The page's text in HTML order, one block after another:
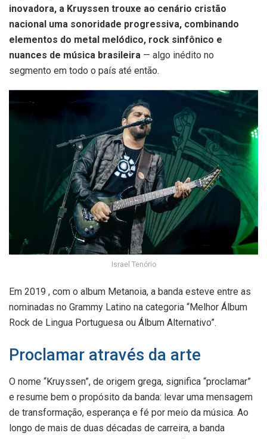
inovadora, a Kruyssen trouxe ao cenário cristão
nacional uma sonoridade progressiva, combinando
elementos do metal melódico, rock sinfônico e
nuances de música brasileira — algo inédito no
segmento em todo o país até então.
Israel Tenório
Em 2019 , com o album Metanoia, a banda esteve entre as
nominadas no Grammy Latino na categoria “Melhor Álbum
Rock de Lingua Portuguesa ou Álbum Alternativo”.
Proclamar através da arte
O nome “Kruyssen”, de origem grega, significa “proclamar”
e resume bem o propósito da banda: levar uma mensagem
de transformação, esperança e fé por meio da música. Ao
longo de mais de duas décadas de carreira, a banda